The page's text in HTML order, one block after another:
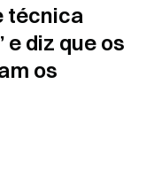
técnica
diz que os
os